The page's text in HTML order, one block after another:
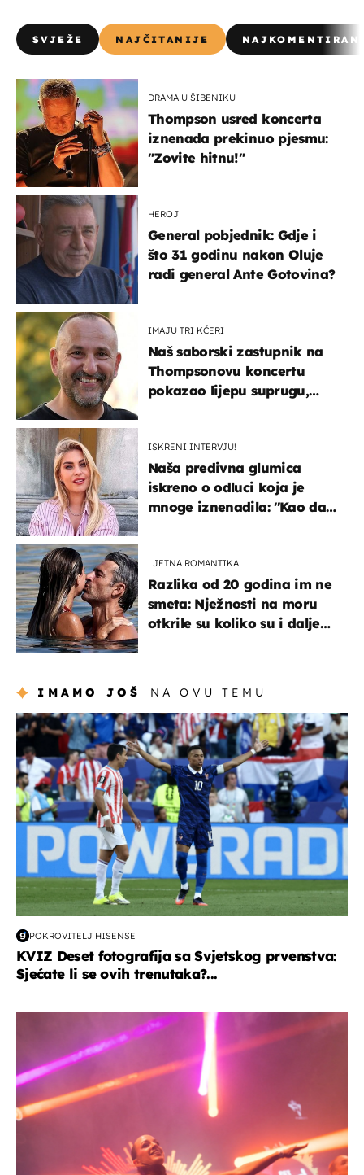
SVJEŽE NAJČITANIJE
DRAMA U ŠIBENIKU
Thompson usred koncerta
iznenada prekinuo pjesmu:
"Zovite hitnu!"
HEROJ
General pobjednik: Gdje i
što 31 godinu nakon Oluje
radi general Ante Gotovina?
IMAJU TRI KĆERI
Naš saborski zastupnik na
Thompsonovu koncertu
pokazao lijepu suprugu,
ISKRENI INTERVJU!
Naša predivna glumica
iskreno o odluci koja je
mnoge iznenadila: ''Kao da
LJETNA ROMANTIKA
Razlika od 20 godina im ne
smeta: Nježnosti na moru
otkrile su koliko su i dalje
IMAMO JOŠ NA OVU TEMU
svjetsko prvenstvo 2026
POKROVITELJ HISENSE
KVIZ Deset fotografija sa Svjetskog prvenstva:
Sjećate li se ovih trenutaka?...